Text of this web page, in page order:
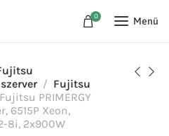
0 Menü
Fujitsu
Fujitsu PRIMERGY
6515P Xeon,
8i, 2x900W